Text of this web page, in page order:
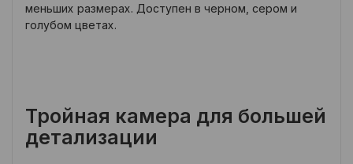
меньших размерах. Доступен в черном, сером и
голубом цветах.
Тройная камера для большей
детализации